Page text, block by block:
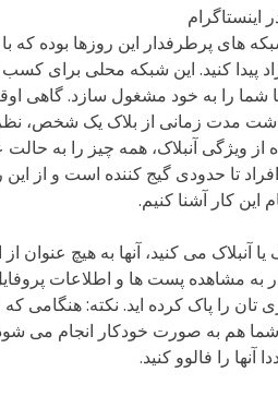
های پرطرفدار این روزها بوده که
پیدا کنید. این شبکه محلی برای
را به خود مشغول سازد. گاهی
گذشت مدت زمانی از بلاک یک شخص،
از ویژگی آنبلاک، همه چیز را به حالت
تا حدودی گیج کننده است و از
این کار آشنا کنیم.
یا آنبلاک می کنید، آنها به هیچ عنوان
به مشاهده پست ها و اطلاعات
را پاک کرده اید. نکته: هنگامی که
هم به صورت خودکار انجام می
آنها را فالوو کنید.